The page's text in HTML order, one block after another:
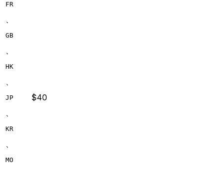
FR
、
GB
、
HK
、
JP
、
KR
、
MO
$40